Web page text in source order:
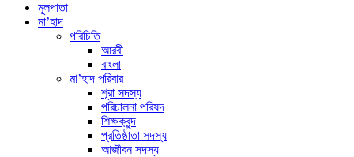
মূলপাতা
মা’হাদ
পরিচিতি
আরবী
বাংলা
মা’হাদ পরিবার
শূরা সদস্য
পরিচালনা পরিষদ
শিক্ষকবৃন্দ
প্রতিষ্ঠাতা সদস্য
আজীবন সদস্য